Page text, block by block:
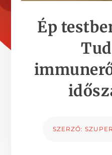
Ép
SZERZŐ: